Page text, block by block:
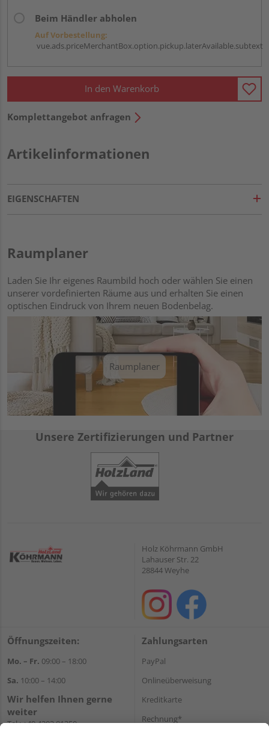
Beim Händler abholen
Auf Vorbestellung:
vue.ads.priceMerchantBox.option.pickup.laterAvailable.subtext
In den Warenkorb
Komplettangebot anfragen
Artikelinformationen
EIGENSCHAFTEN
Raumplaner
Laden Sie Ihr eigenes Raumbild hoch oder wählen Sie einen
unserer vordefinierten Räume aus und erhalten Sie einen
optischen Eindruck von Ihrem neuen Bodenbelag.
Raumplaner
Unsere Zertifizierungen und Partner
Holz Köhrmann GmbH
Lahauser Str. 22
28844 Weyhe
Öffnungszeiten:
Mo. – Fr. 09:00 – 18:00
Sa. 10:00 – 14:00
Wir helfen Ihnen gerne
weiter
Tel.:+49 4203 81350
Zahlungsarten
PayPal
Onlineüberweisung
Kreditkarte
Rechnung*